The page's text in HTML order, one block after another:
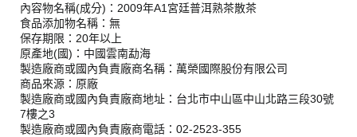
內容物名稱(成分)：2009年A1宮廷普洱熟茶散茶
食品添加物名稱：無
保存期限：20年以上
原產地(國)：中國雲南勐海
製造廠商或國內負責廠商名稱：萬榮國際股份有限公司
商品來源：原廠
製造廠商或國內負責廠商地址：台北市中山區中山北路三段30號
7樓之3
製造廠商或國內負責廠商電話：02-2523-355